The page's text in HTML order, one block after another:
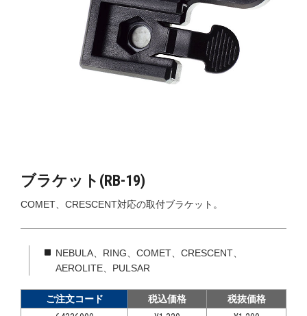
ブラケット(RB-19)
COMET、CRESCENT対応の取付ブラケット。
NEBULA、RING、COMET、CRESCENT、
AEROLITE、PULSAR
ご注文コード 税込価格
税抜価格